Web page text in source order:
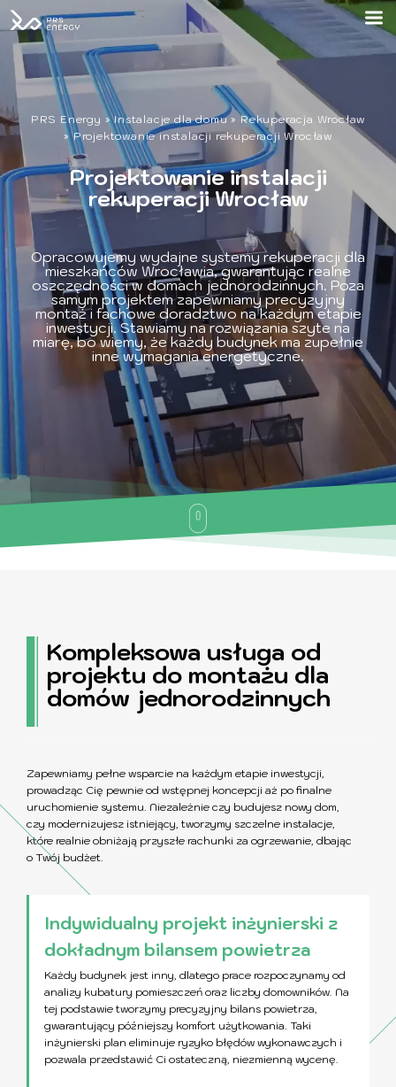
PRS Energy »Instalacje dla domu»Rekuperacja Wrocław
»Projektowanie instalacji rekuperacji Wrocław
Projektowanie instalacji
rekuperacji Wrocław
Opracowujemy wydajne systemy rekuperacji dla
mieszkańców Wrocławia, gwarantując realne
oszczędności w domach jednorodzinnych. Poza
samym projektem zapewniamy precyzyjny
montaż i fachowe doradztwo na każdym etapie
inwestycji. Stawiamy na rozwiązania szyte na
miarę, bo wiemy, że każdy budynek ma zupełnie
inne wymagania energetyczne.
Kompleksowa usługa od
projektu do montażu dla
domów jednorodzinnych
Zapewniamy pełne wsparcie na każdym etapie inwestycji,
prowadząc Cię pewnie od wstępnej koncepcji aż po finalne
uruchomienie systemu. Niezależnie czy budujesz nowy dom,
czy modernizujesz istniejący, tworzymy szczelne instalacje,
które realnie obniżają przyszłe rachunki za ogrzewanie, dbając
o Twój budżet.
Indywidualny projekt inżynierski z
dokładnym bilansem powietrza
Każdy budynek jest inny, dlatego prace rozpoczynamy od
analizy kubatury pomieszczeń oraz liczby domowników. Na
tej podstawie tworzymy precyzyjny bilans powietrza,
gwarantujący późniejszy komfort użytkowania. Taki
inżynierski plan eliminuje ryzyko błędów wykonawczych i
pozwala przedstawić Ci ostateczną, niezmienną wycenę.